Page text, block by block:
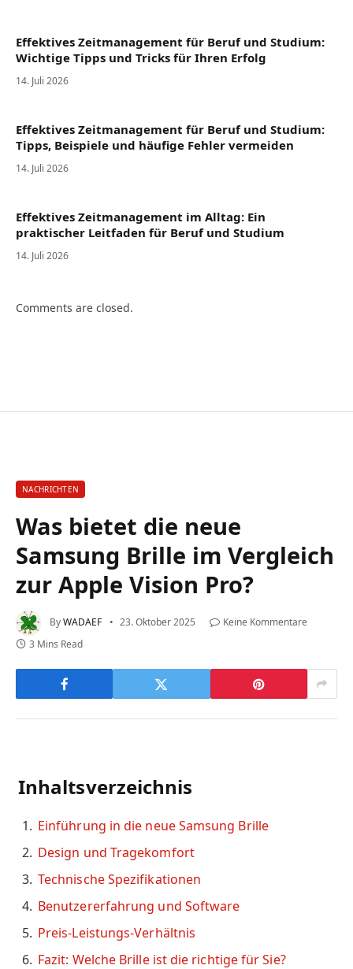
Effektives Zeitmanagement für Beruf und Studium:
Wichtige Tipps und Tricks für Ihren Erfolg
14. Juli 2026
Effektives Zeitmanagement für Beruf und Studium:
Tipps, Beispiele und häufige Fehler vermeiden
14. Juli 2026
Effektives Zeitmanagement im Alltag: Ein
praktischer Leitfaden für Beruf und Studium
14. Juli 2026
Comments are closed.
NACHRICHTEN
Was bietet die neue
Samsung Brille im Vergleich
zur Apple Vision Pro?
ByWADAEF 23. Oktober 2025
Keine Kommentare
3 Mins Read
Inhaltsverzeichnis
Einführung in die neue Samsung Brille
Design und Tragekomfort
Technische Spezifikationen
Benutzererfahrung und Software
Preis-Leistungs-Verhältnis
Fazit: Welche Brille ist die richtige für Sie?